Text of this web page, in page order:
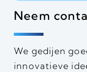
Neem
We gedijen
innovatieve